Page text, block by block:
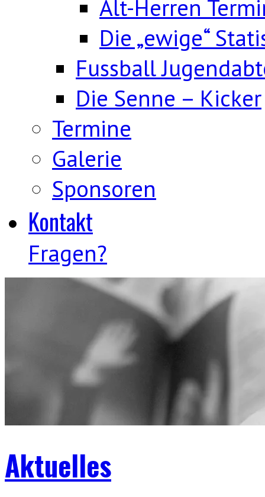
Alt-Herren
Die „ewige“
Fussball
Die Senne – Kicker
Termine
Galerie
Sponsoren
Kontakt
Fragen?
Aktuelles